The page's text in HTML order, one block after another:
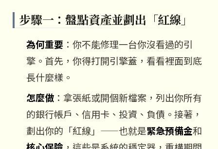
步驟一：盤點資產並劃出「紅線」
為何重要：你不能修理一台你沒看過的引
擎。首先，你得打開引擎蓋，看看裡面到底
長什麼樣。
怎麼做：拿張紙或開個新檔案，列出你所有
的銀行帳戶、信用卡、投資、負債。接著，
劃出你的「紅線」——也就是緊急預備金和